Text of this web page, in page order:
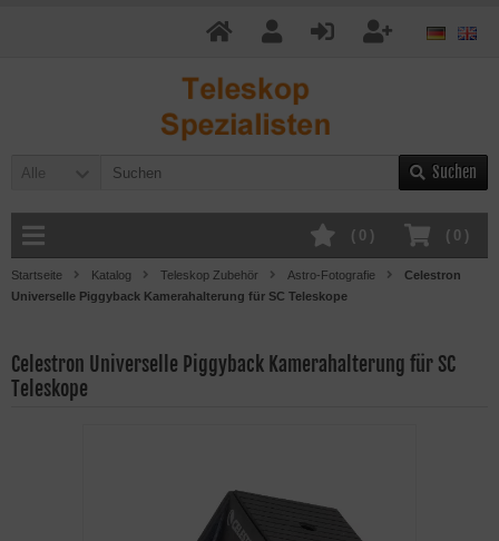
Alle Suchen
( 0 )
( 0 )
Startseite Katalog Teleskop Zubehör Astro-Fotografie
Celestron
Universelle Piggyback Kamerahalterung für SC Teleskope
Celestron Universelle Piggyback Kamerahalterung für SC
Teleskope